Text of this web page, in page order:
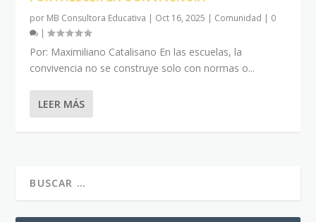
por MB Consultora Educativa | Oct 16, 2025 | Comunidad | 0
|
Por: Maximiliano Catalisano En las escuelas, la
convivencia no se construye solo con normas o...
LEER MÁS